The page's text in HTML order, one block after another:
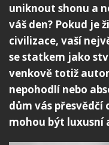
uniknout shonu a
váš den? Pokud je
civilizace, vaší
se statkem jako
venkově totiž
nepohodlí nebo
dům vás přesvědčí
mohou být luxusní